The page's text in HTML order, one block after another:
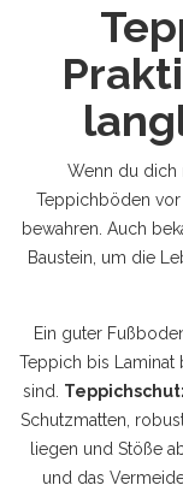
Wenn du dich
Teppichböden
bewahren . Auch
Baustein, um die
Ein guter
Teppich bis Laminat
sind.
Schutzmatten
liegen und Stöße
und das